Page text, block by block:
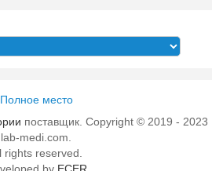
Полное место
поставщик. Copyright © 2019 - 2023
lab-medi.com.
rights reserved.